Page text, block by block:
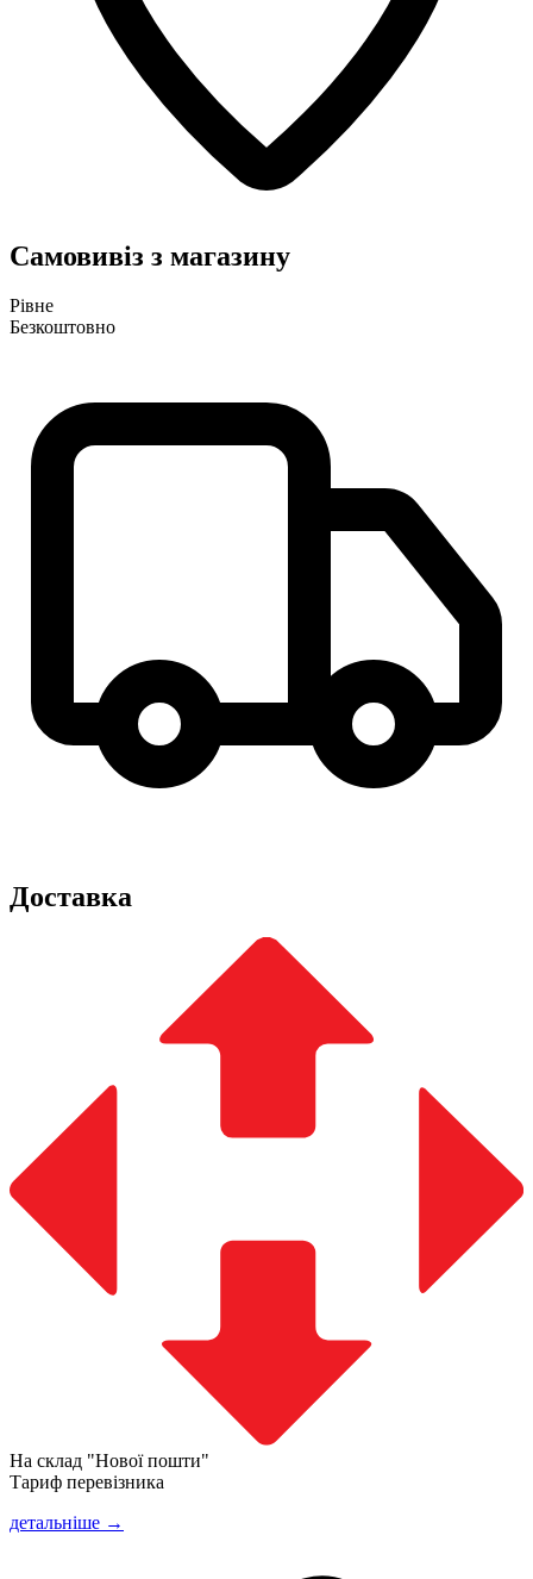
Самовивіз з магазину
Рівне
Безкоштовно
Доставка
На склад "Нової пошти"
Тариф перевізника
детальніше →